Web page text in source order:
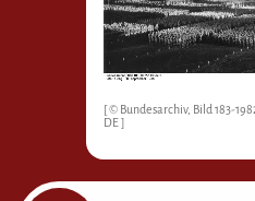
[ © Bundesarchiv, Bild 183-
DE]